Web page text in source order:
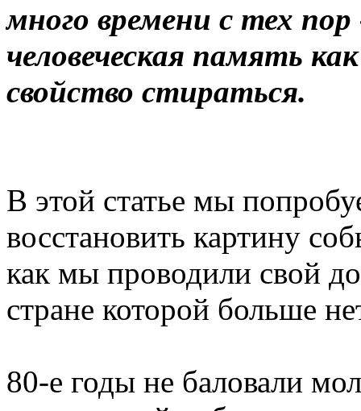
много времени с тех
человеческая память
свойство стираться.
В этой статье мы
восстановить картину
как мы проводили свой
стране которой больше
80-е годы не баловали